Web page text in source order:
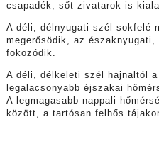
csapadék, sőt zivatarok is
A déli, délnyugati szél sokfelé
megerősödik, az
fokozódik.
A déli, délkeleti szél hajnaltól a
legalacsonyabb éjszakai
A legmagasabb nappali
között, a tartósan felhős